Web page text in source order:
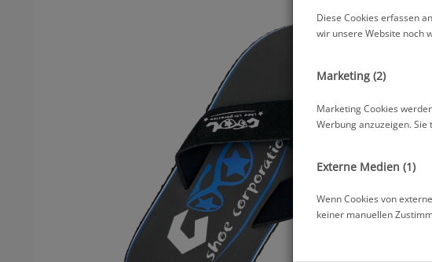
Diese Cookies erfassen
wir unsere Website noch
Marketing (2)
Marketing Cookies
Werbung anzuzeigen.
Externe Medien (1)
Wenn Cookies von
keiner manuellen